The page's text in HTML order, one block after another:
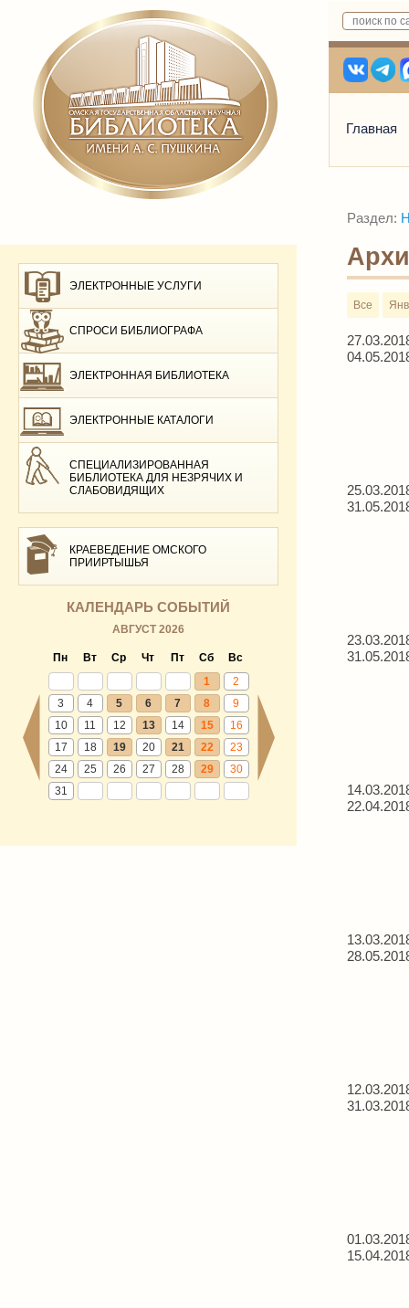
Главная
ЭЛЕКТРОННЫЕ УСЛУГИ
СПРОСИ БИБЛИОГРАФА
ЭЛЕКТРОННАЯ БИБЛИОТЕКА
ЭЛЕКТРОННЫЕ КАТАЛОГИ
СПЕЦИАЛИЗИРОВАННАЯ
БИБЛИОТЕКА ДЛЯ НЕЗРЯЧИХ И
СЛАБОВИДЯЩИХ
КРАЕВЕДЕНИЕ ОМСКОГО
ПРИИРТЫШЬЯ
КАЛЕНДАРЬ СОБЫТИЙ
АВГУСТ 2026
Пн Вт Ср Чт Пт Сб
Вс
1
2
3
4 5 6 7 8
9
10
11 12 13 14 15
16
17
18 19 20 21 22
23
24
25 26 27 28 29
30
31
Раздел:
Все